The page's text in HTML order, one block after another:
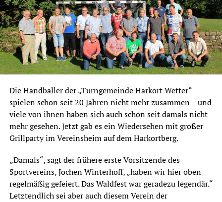
Die Handballer der „Turngemeinde Harkort Wetter“
spielen schon seit 20 Jahren nicht mehr zusammen – und
viele von ihnen haben sich auch schon seit damals nicht
mehr gesehen. Jetzt gab es ein Wiedersehen mit großer
Grillparty im Vereinsheim auf dem Harkortberg.
„Damals“, sagt der frühere erste Vorsitzende des
Sportvereins, Jochen Winterhoff, „haben wir hier oben
regelmäßig gefeiert. Das Waldfest war geradezu legendär.“
Letztendlich sei aber auch diesem Verein der